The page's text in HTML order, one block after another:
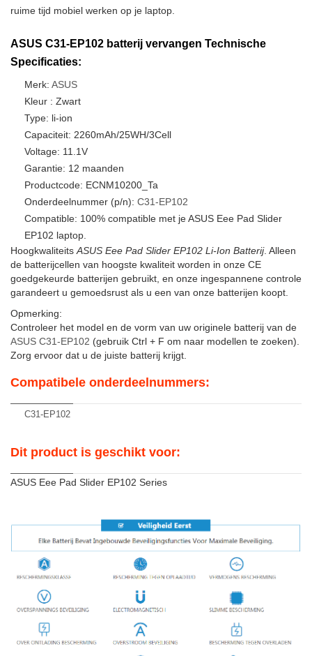
ruime tijd mobiel werken op je laptop.
ASUS C31-EP102 batterij vervangen Technische
Specificaties:
Merk: ASUS
Kleur : Zwart
Type: li-ion
Capaciteit: 2260mAh/25WH/3Cell
Voltage: 11.1V
Garantie: 12 maanden
Productcode: ECNM10200_Ta
Onderdeelnummer (p/n): C31-EP102
Compatible: 100% compatible met je ASUS Eee Pad Slider
EP102 laptop.
Hoogkwaliteits ASUS Eee Pad Slider EP102 Li-Ion Batterij. Alleen
de batterijcellen van hoogste kwaliteit worden in onze CE
goedgekeurde batterijen gebruikt, en onze ingespannene controle
garandeert u gemoedsrust als u een van onze batterijen koopt.
Opmerking:
Controleer het model en de vorm van uw originele batterij van de
ASUS C31-EP102 (gebruik Ctrl + F om naar modellen te zoeken).
Zorg ervoor dat u de juiste batterij krijgt.
Compatibele onderdeelnummers:
C31-EP102
Dit product is geschikt voor:
ASUS Eee Pad Slider EP102 Series